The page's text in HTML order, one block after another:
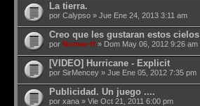
La tierra.
por Calypso » Jue Ene 24, 2013 3:11 am
Creo que les gustaran estos cielos
por Nomar-tf » Dom May 06, 2012 9:26 am
[VIDEO] Hurricane - Explicit
por SirMencey » Jue Ene 05, 2012 7:35 pm
Publicidad. Un juego ....
por xana » Vie Oct 21, 2011 6:00 pm